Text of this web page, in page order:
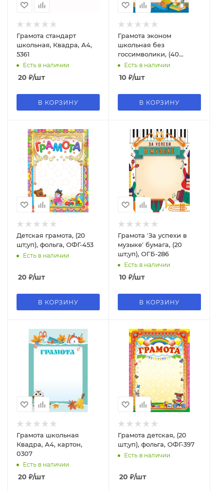
Грамота стандарт
школьная, Квадра, А4,
5361
Есть в наличии
20 ₽/шт
В КОРЗИНУ
Грамота эконом
школьная без
госсимволики, (40
шт;уп), 3933
Есть в наличии
10 ₽/шт
В КОРЗИНУ
Детская грамота, (20
шт;уп), фольга, ОФГ-453
Есть в наличии
20 ₽/шт
В КОРЗИНУ
Грамота 'За успехи в
музыке' бумага, (20
шт;уп), ОГБ-286
Есть в наличии
10 ₽/шт
В КОРЗИНУ
Грамота школьная
Квадра, А4, картон,
0307
Есть в наличии
20 ₽/шт
Грамота детская, (20
шт;уп), фольга, ОФГ-397
Есть в наличии
20 ₽/шт